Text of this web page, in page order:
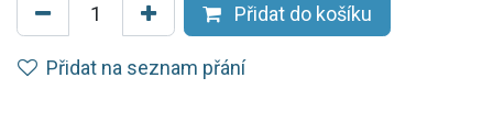
Přidat do košíku
Přidat na seznam přání